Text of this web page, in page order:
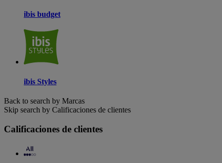
ibis budget
ibis Styles
Back to search by Marcas
Skip search by Calificaciones de clientes
Calificaciones de clientes